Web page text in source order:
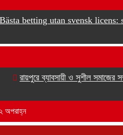
betting utan svensk licens:
রায়পুরে ব্যাবসায়ী ও সুশীল সমাজের
অপরাহ্ন